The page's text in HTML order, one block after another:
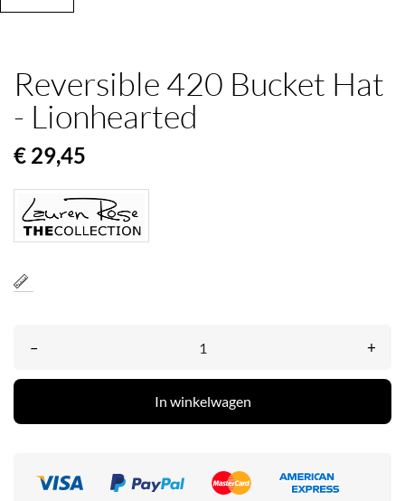
Reversible 420 Bucket Hat
- Lionhearted
€ 29,45
– +
In winkelwagen